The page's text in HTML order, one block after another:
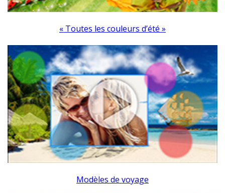
« Toutes les couleurs d’été »
Modèles de voyage